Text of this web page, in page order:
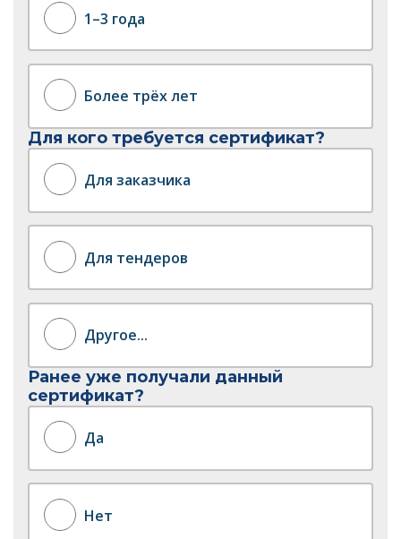
1–3 года
Более трёх лет
Для кого требуется сертификат?
Для заказчика
Для тендеров
Другое...
Ранее уже получали данный
сертификат?
Да
Нет